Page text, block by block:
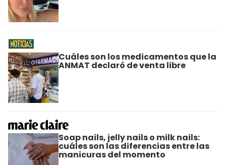
Cuáles son los medicamentos que la
ANMAT declaró de venta libre
Soap nails, jelly nails o milk nails:
cuáles son las diferencias entre las
manicuras del momento